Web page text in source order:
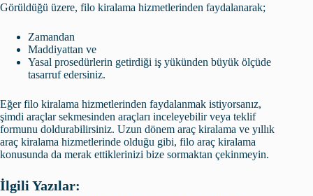
Görüldüğü üzere, filo kiralama hizmetlerinden faydalanarak;
Zamandan
Maddiyattan ve
Yasal prosedürlerin getirdiği iş yükünden büyük ölçüde
tasarruf edersiniz.
Eğer filo kiralama hizmetlerinden faydalanmak istiyorsanız,
şimdi araçlar sekmesinden araçları inceleyebilir veya teklif
formunu doldurabilirsiniz. Uzun dönem araç kiralama ve yıllık
araç kiralama hizmetlerinde olduğu gibi, filo araç kiralama
konusunda da merak ettiklerinizi bize sormaktan çekinmeyin.
İlgili Yazılar: